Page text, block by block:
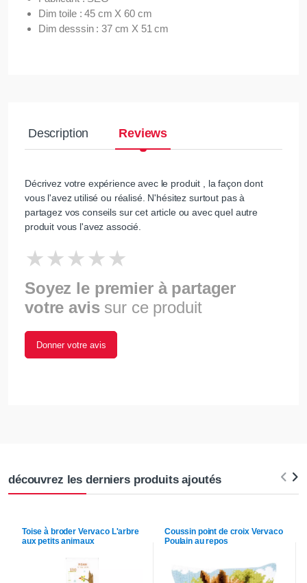
Dim toile : 45 cm X 60 cm
Dim desssin : 37 cm X 51 cm
Description Reviews
Décrivez votre expérience avec le produit , la façon dont
vous l'avez utilisé ou réalisé. N'hésitez surtout pas à
partagez vos conseils sur cet article ou avec quel autre
produit vous l'avez associé.
Soyez le premier à partager
votre avis sur ce produit
Donner votre avis
découvrez les derniers produits ajoutés
Toise à broder VervacoL'arbre
aux petits animaux
Coussin point de croix Vervaco
Poulain au repos